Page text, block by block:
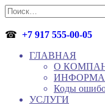
Перейти
к
содержанию
Search
for:
☎ +7 917 555-00-05
ГЛАВНАЯ
О
Коды
УСЛУГИ